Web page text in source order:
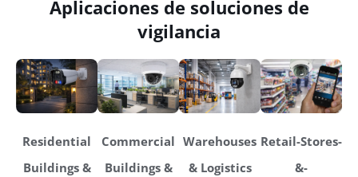
Aplicaciones de soluciones de
vigilancia
Residential
Buildings &
Commercial
Buildings &
Warehouses
& Logistics
Retail-Stores-
&-